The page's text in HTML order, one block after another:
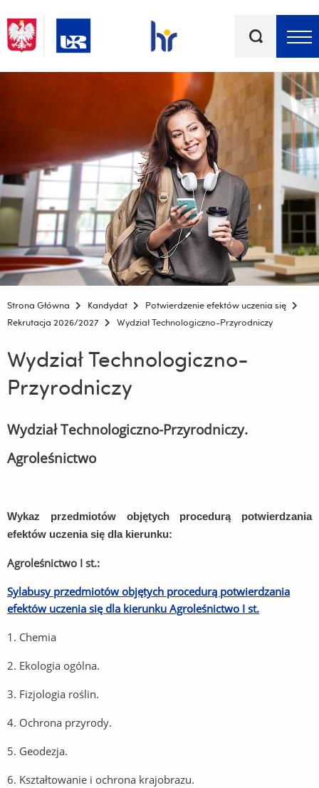
kluczowe
Strona Główna Kandydat
Potwierdzenie efektów uczenia się
Rekrutacja 2026/2027
Wydział Technologiczno-Przyrodniczy
Wydział Technologiczno-
Przyrodniczy
Wydział Technologiczno-Przyrodniczy.
Agroleśnictwo
Wykaz przedmiotów objętych procedurą potwierdzania
efektów uczenia się dla kierunku:
Agroleśnictwo I st.:
Sylabusy przedmiotów objętych procedurą potwierdzania
efektów uczenia się dla kierunku Agroleśnictwo I st.
1. Chemia
2. Ekologia ogólna.
3. Fizjologia roślin.
4. Ochrona przyrody.
5. Geodezja.
6. Kształtowanie i ochrona krajobrazu.